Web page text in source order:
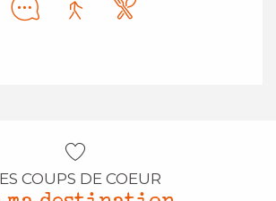
COUPS DE COEUR